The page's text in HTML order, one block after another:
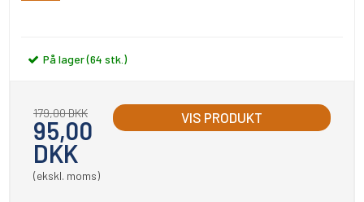
På lager (64 stk.)
179,00 DKK
95,00
DKK
(ekskl. moms)
VIS PRODUKT